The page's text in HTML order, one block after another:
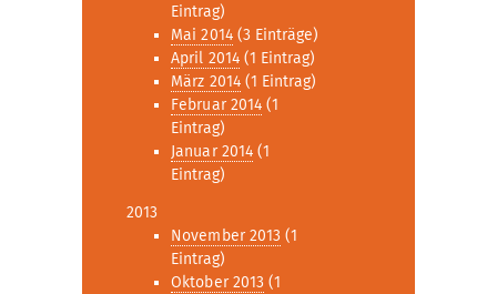
Eintrag)
Mai 2014(3 Einträge)
April 2014 (1 Eintrag)
März 2014(1 Eintrag)
Februar 2014 (1
Eintrag)
Januar 2014 (1
Eintrag)
2013
November 2013 (1
Eintrag)
Oktober 2013 (1